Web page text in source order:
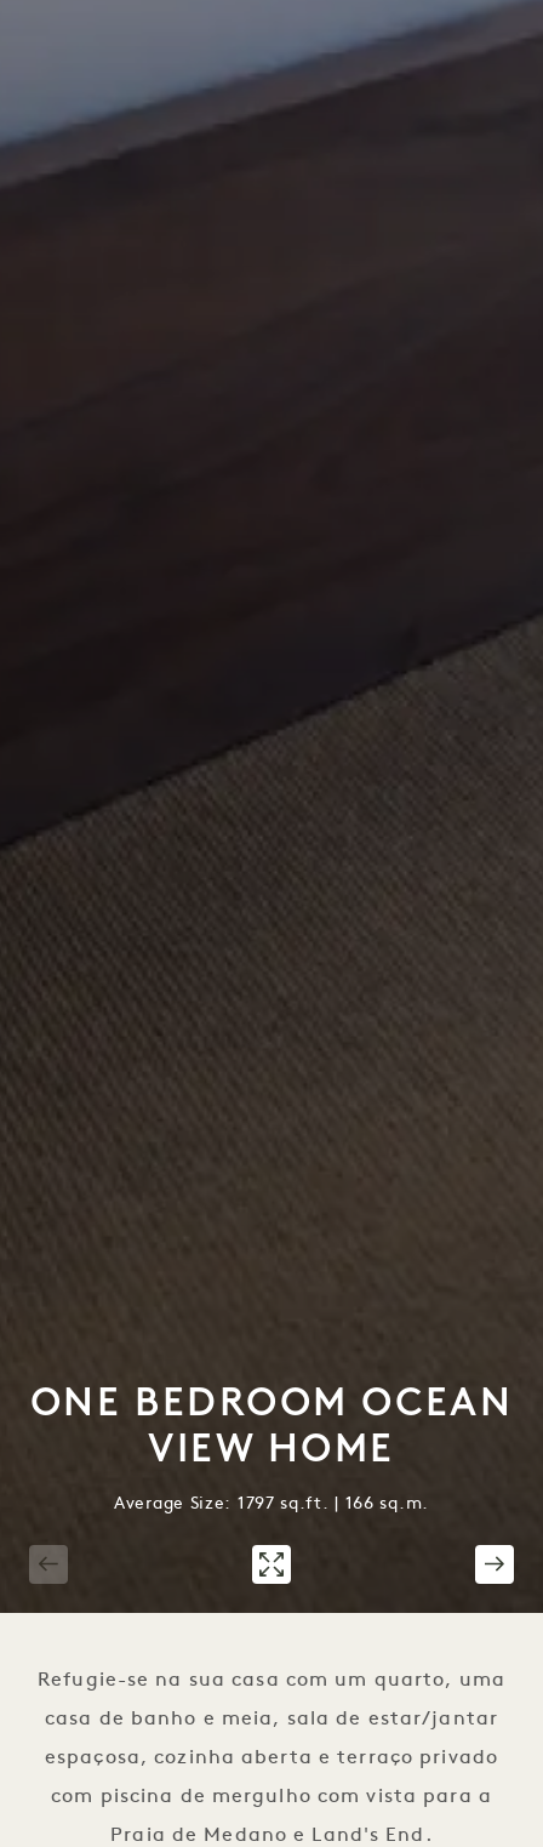
ONE BEDROOM OCEAN
VIEW HOME
Average Size: 1797 sq.ft. | 166 sq.m.
Refugie-se na sua casa com um quarto, uma
casa de banho e meia, sala de estar/jantar
espaçosa, cozinha aberta e terraço privado
com piscina de mergulho com vista para a
Praia de Medano e Land's End.